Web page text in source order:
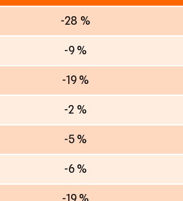
-28 %
-9 %
-19 %
-2 %
-5 %
-6 %